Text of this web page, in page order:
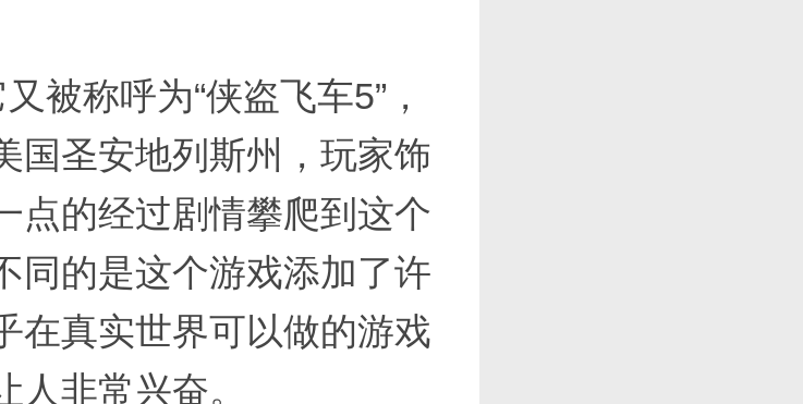
又被称呼为“侠盗飞车5”，
国圣安地列斯州，玩家饰
点的经过剧情攀爬到这个
同的是这个游戏添加了许
在真实世界可以做的游戏
人非常兴奋。